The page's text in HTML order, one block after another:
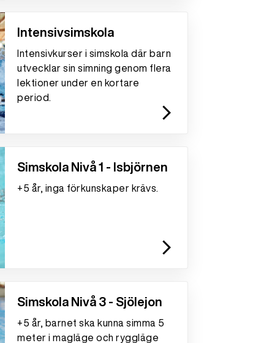
Intensivsimskola
Intensivkurser i simskola där barn
utvecklar sin simning genom flera
lektioner under en kortare
period.
arrow_forward_ios
Simskola Nivå 1 - Isbjörnen
+5 år, inga förkunskaper krävs.
arrow_forward_ios
Simskola Nivå 3 - Sjölejon
+5 år, barnet ska kunna simma 5
meter i magläge och ryggläge